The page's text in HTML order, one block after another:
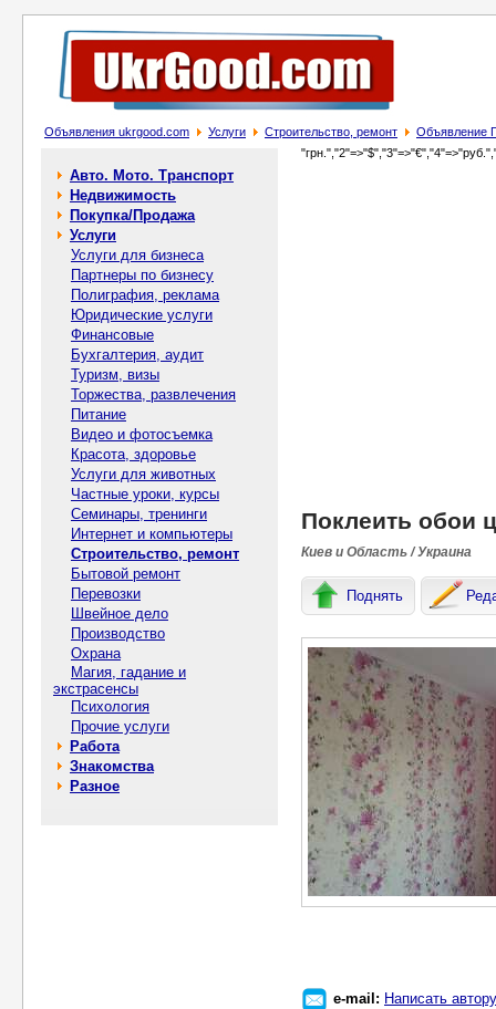
Объявления ukrgood.com Услуги Строительство, ремонт Объявление
Авто. Мото. Транспорт
Недвижимость
Покупка/Продажа
Услуги
Услуги для бизнеса
Партнеры по бизнесу
Полиграфия, реклама
Юридические услуги
Финансовые
Бухгалтерия, аудит
Туризм, визы
Торжества, развлечения
Питание
Видео и фотосъемка
Красота, здоровье
Услуги для животных
Частные уроки, курсы
Семинары, тренинги
Интернет и компьютеры
Строительство, ремонт
Бытовой ремонт
Перевозки
Швейное дело
Производство
Охрана
Магия, гадание и
экстрасенсы
Психология
Прочие услуги
Работа
Знакомства
Разное
Поклеить обои
Киев и Область / Украина
Поднять
e-mail: Написать автору